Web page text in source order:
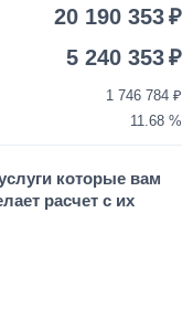
от 2 до 3 дней
55 000
в КАМАЗ
20 190 353
5 240 353
1 746 784
11.68
которые вам
расчет с их